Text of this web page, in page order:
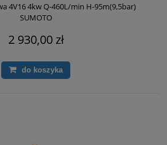
4V16 4kw Q-460L/min H-95m(9,5bar)
SUMOTO
2 930,00 zł
do koszyka